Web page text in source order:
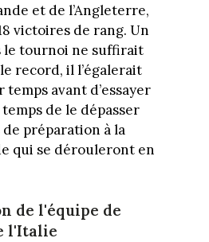
et de l’Angleterre,
victoires de rang. Un
le tournoi ne suffirait
record, il l’égalerait
avant d’essayer
de le dépasser
préparation à la
qui se dérouleront en
de l'équipe de
l'Italie